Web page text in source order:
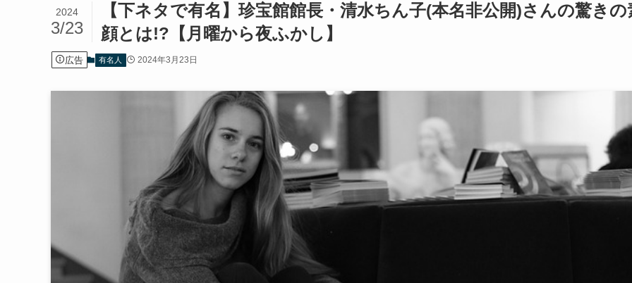
【下ネタで有名】珍宝館館長・清水ちん子(本名非公開)さんの驚きの
顔とは!?【月曜から夜ふかし】
2024
3/23
広告 有名人 2024年3月23日